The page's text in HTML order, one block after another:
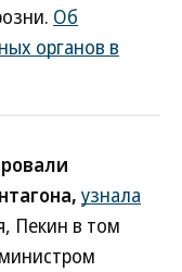
Об
органов в
узнала
Пекин в том